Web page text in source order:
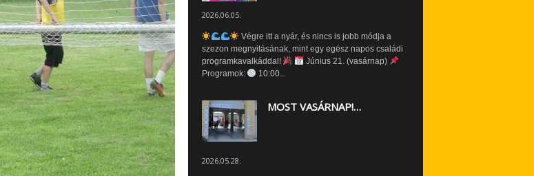
2026.06.05.
Végre itt a nyár, és nincs is jobb módja a
szezon megnyitásának, mint egy egész napos családi
programkavalkáddal!
Június 21. (vasárnap)
Programok:
10:00...
MOST VASÁRNAP!…
2026.05.28.